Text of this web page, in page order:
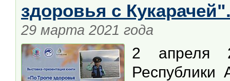
здоровья с
29 марта 2021 года
2 апреля
Республики